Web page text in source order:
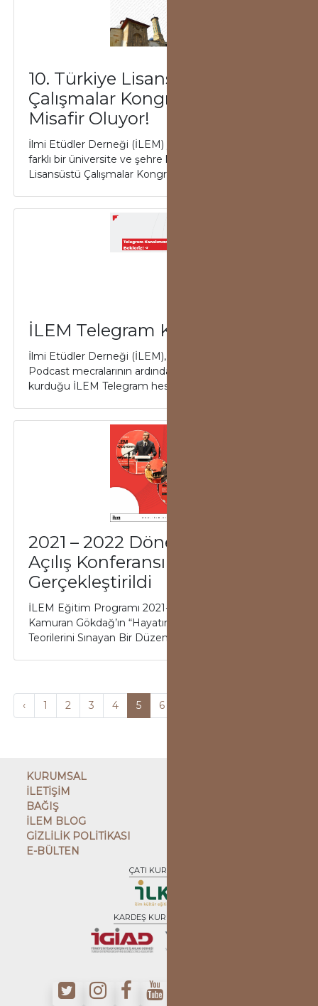
10. Türkiye Lisansüstü
Çalışmalar Kongresi Konya’da
Misafir Oluyor!
İlmi Etüdler Derneği (İLEM) yürütücülüğünde her yıl
farklı bir üniversite ve şehre konuk olan Türkiye
Lisansüstü Çalışmalar Kongresi (TLÇK)...
İLEM Telegram Kanalı Açıldı
İlmi Etüdler Derneği (İLEM), İLEM TV ve İLEM
Podcast mecralarının ardından Telegram üzerinden
kurduğu İLEM Telegram hesabı ile de kullanıcıl...
2021 – 2022 Dönemi İLEM
Açılış Konferansı
Gerçekleştirildi
İLEM Eğitim Programı 2021-2022 Açılış Konferansı
Kamuran Gökdağ’ın “Hayatın Tekilliği: Sosyo-Politik
Teorilerini Sınayan Bir Düzensizlik İlk...
‹ 1 2 3 4 5 6
KURUMSAL
İLETİŞİM
BAĞIŞ
İLEM BLOG
GİZLİLİK POLİTİKASI
E-BÜLTEN
ÇATI KURULUŞ
KARDEŞ KURULUŞLAR